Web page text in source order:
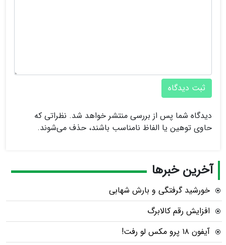
ثبت دیدگاه
دیدگاه شما پس از بررسی منتشر خواهد شد. نظراتی که
حاوی توهین یا الفاظ نامناسب باشند، حذف می‌شوند.
آخرین خبرها
خورشید گرفتگی و بارش شهابی
افزایش رقم کالابرگ
آیفون ۱۸ پرو مکس لو رفت!